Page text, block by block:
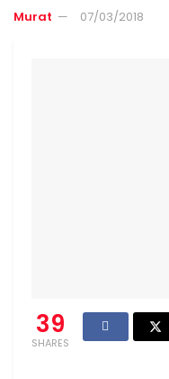
Murat 07/03/2018
39
SHARES